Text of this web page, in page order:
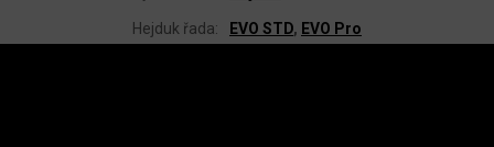
Hejduk řada: EVO STD, EVO Pro
Z